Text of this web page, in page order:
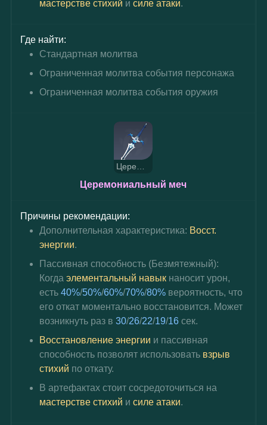
мастерстве стихий и силе атаки.
Где найти:
Стандартная молитва
Ограниченная молитва события персонажа
Ограниченная молитва события оружия
Церемониальный меч
Причины рекомендации:
Дополнительная характеристика: Восст.
энергии.
Пассивная способность (Безмятежный):
Когда элементальный навык наносит урон,
есть 40%/50%/60%/70%/80% вероятность, что
его откат моментально восстановится. Может
возникнуть раз в 30/26/22/19/16 сек.
Восстановление энергии и пассивная
способность позволят использовать взрыв
стихий по откату.
В артефактах стоит сосредоточиться на
мастерстве стихий и силе атаки.